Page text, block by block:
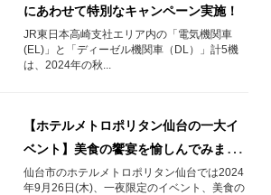
にあわせて特別なキャンペーン実施！
JR東日本高崎支社エリア内の「電気機関車
(EL)」と「ディーゼル機関車（DL）」計5機
は、2024年の秋...
【ホテルメトロポリタン仙台の一大イ
ベント】美食の饗宴を愉しんでみませ
んか？
仙台市のホテルメトロポリタン仙台では2024
年9月26日(木)、一夜限定のイベント、美食の